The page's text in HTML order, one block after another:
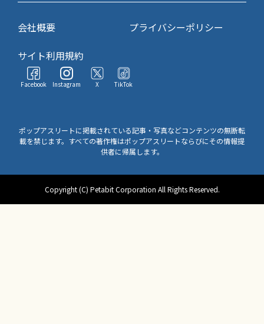
会社概要
プライバシーポリシー
サイト利用規約
Facebook Instagram X TikTok
ポップアスリートに掲載されている記事・写真などコンテンツの無断転
載を禁じます。すべての著作権はポップアスリートならびにその情報提
供者に帰属します。
Copyright (C) Petabit Corporation All Rights Reserved.